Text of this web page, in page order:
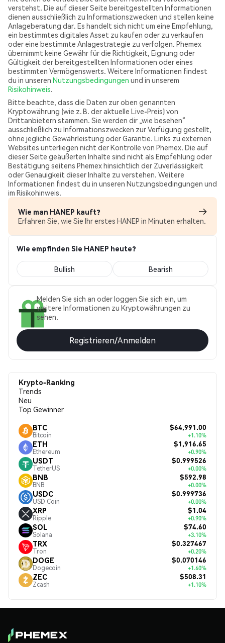
verstehst. Die auf dieser Seite bereitgestellten Informationen
dienen ausschließlich zu Informationszwecken und stellen keine
Anlageberatung dar. Es handelt sich nicht um eine Empfehlung,
ein bestimmtes digitales Asset zu kaufen oder zu verkaufen
oder eine bestimmte Anlagestrategie zu verfolgen. Phemex
übernimmt keine Gewähr für die Richtigkeit, Eignung oder
Gültigkeit der bereitgestellten Informationen oder eines
bestimmten Vermögenswerts. Weitere Informationen findest
du in unseren Nutzungsbedingungen und in unserem
Risikohinweis.
Bitte beachte, dass die Daten zur oben genannten
Kryptowährung (wie z. B. der aktuelle Live-Preis) von
Drittanbietern stammen. Sie werden dir „wie besehen“
ausschließlich zu Informationszwecken zur Verfügung gestellt,
ohne jegliche Gewährleistung oder Garantie. Links zu externen
Websites unterliegen nicht der Kontrolle von Phemex. Die auf
dieser Seite geäußerten Inhalte sind nicht als Empfehlung oder
Bestätigung seitens Phemex hinsichtlich der Zuverlässigkeit
oder Genauigkeit dieser Inhalte zu verstehen. Weitere
Informationen findest du in unseren Nutzungsbedingungen und
im Risikohinweis.
Wie man HANEP kauft?
Erfahren Sie, wie Sie Ihr erstes HANEP in Minuten erhalten.
Wie empfinden Sie HANEP heute?
Bullish Bearish
Melden Sie sich an oder loggen Sie sich ein, um
weitere Informationen zu Kryptowährungen zu
sehen.
Registrieren/Anmelden
Krypto-Ranking
Trends
Neu
Top Gewinner
BTC
Bitcoin
$64,991.00
+1.10%
ETH
Ethereum
$1,916.65
+0.90%
USDT
TetherUS
$0.999526
+0.00%
BNB
BNB
$592.98
+0.00%
USDC
USD Coin
$0.999736
+0.00%
XRP
Ripple
$1.04
+0.90%
SOL
Solana
$74.60
+3.10%
TRX
Tron
$0.327467
+0.20%
DOGE
Dogecoin
$0.070146
+1.60%
ZEC
Zcash
$508.31
+1.10%